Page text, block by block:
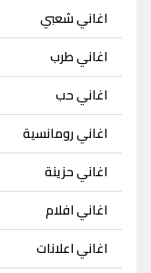
اغاني شعبي
اغاني طرب
اغاني حب
اغاني رومانسية
اغاني حزينة
اغاني افلام
اغاني اعلانات